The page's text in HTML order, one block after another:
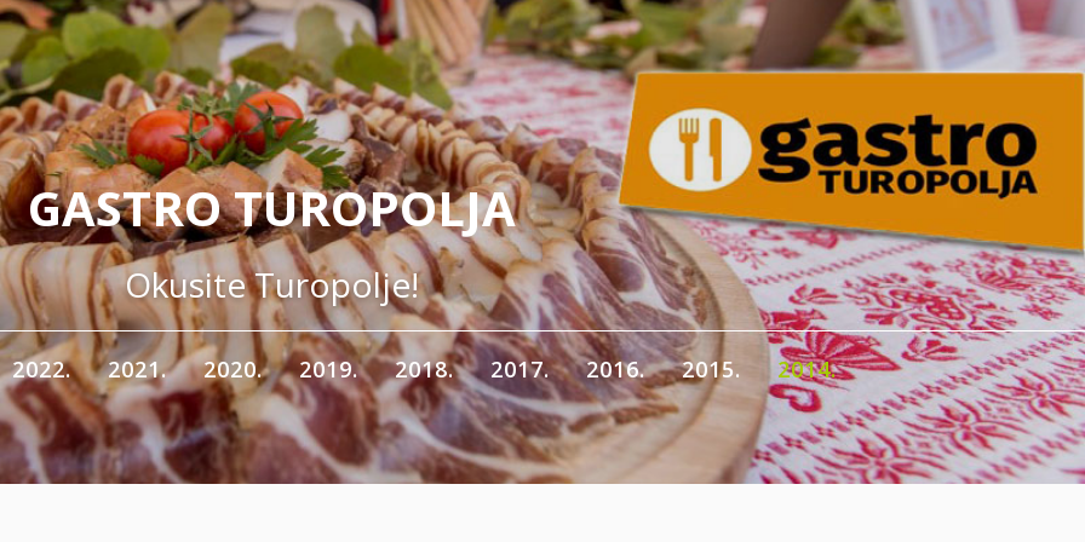
GASTRO TUROPOLJA
Okusite Turopolje!
2022. 2021. 2020. 2019. 2018. 2017. 2016. 2015. 2014.